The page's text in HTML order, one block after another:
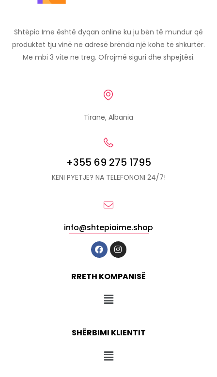
Shtëpia Ime është dyqan online ku ju bën të mundur që
produktet tju vinë në adresë brënda një kohë të shkurtër.
Me mbi 3 vite ne treg. Ofrojmë siguri dhe shpejtësi.
Tirane, Albania
+355 69 275 1795
KENI PYETJE? NA TELEFONONI 24/7!
info@shtepiaime.shop
RRETH KOMPANISË
SHËRBIMI KLIENTIT